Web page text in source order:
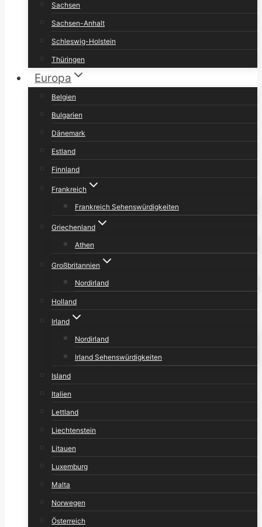
Sachsen
Sachsen-Anhalt
Schleswig-Holstein
Thüringen
Europa
Belgien
Bulgarien
Dänemark
Estland
Finnland
Frankreich
Frankreich Sehenswürdigkeiten
Griechenland
Athen
Großbritannien
Nordirland
Holland
Irland
Nordirland
Irland Sehenswürdigkeiten
Island
Italien
Lettland
Liechtenstein
Litauen
Luxemburg
Malta
Norwegen
Österreich